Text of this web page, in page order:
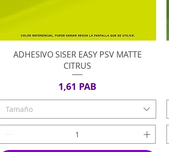
Vista rápida
ADHESIVO SISER EASY PSV MATTE
CITRUS
Precio
1,61 PAB
Tamaño